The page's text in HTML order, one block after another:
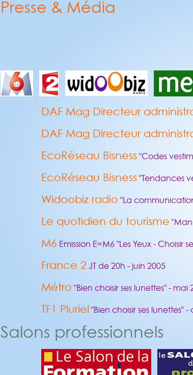
Presse & Média
DAF Mag Directeur
DAF Mag Directeur
EcoRéseau Bisness "Codes
EcoRéseau Bisness "Tendances
Widoobiz radio "La
Le quotidien du tourisme
M6 Emission E=M6 "Les Yeux - Choisir
France 2 JT de 20h - juin 2005
Métro "Bien choisir ses lunettes" - mai
TF1 Pluriel "Bien choisir ses lunettes" -
Salons professionnels